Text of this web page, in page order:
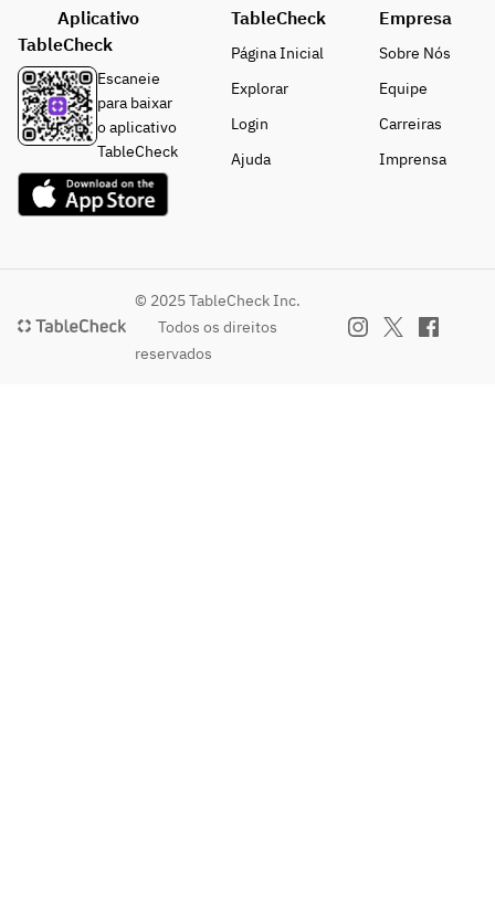
Aplicativo
TableCheck
Escaneie
para baixar
o aplicativo
TableCheck
TableCheck
Página Inicial
Explorar
Login
Ajuda
Empresa
Sobre Nós
Equipe
Carreiras
Imprensa
© 2025 TableCheck Inc.
Todos os direitos
reservados